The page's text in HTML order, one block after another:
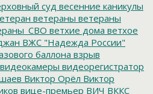
суд весенние каникулы
ветераны ветераны
ветхие дома ветхое
ВЖС "Надежда России"
баллона взрыв
видеокамеры видеорегистратор
Виктор Орёл Виктор
вице-премьер ВИЧ ВККС